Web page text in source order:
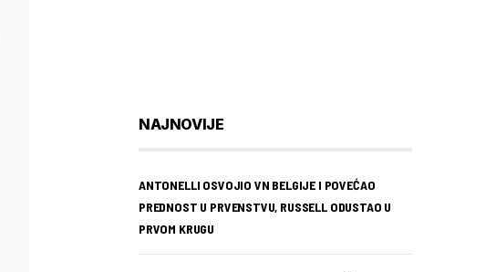
NAJNOVIJE
ANTONELLI OSVOJIO VN BELGIJE I POVEĆAO
PREDNOST U PRVENSTVU, RUSSELL ODUSTAO U
PRVOM KRUGU